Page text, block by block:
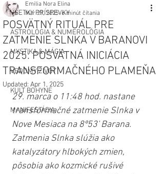
VŠETKY PRÍSPEVKY
ASTROLÓGIA & NUMEROLÓGIA
MYSTIKA & MÁGIA
VEDOMÝ ŽIVOT
KULT BOHYNE
MANIFESTÁCIA
POSVÄTNÝ RITUÁL PRE
ZATMENIE SLNKA V BARANOVI
2025: POSVÄTNÁ INICIÁCIA
TRANSFORMAČNÉHO PLAMEŇA
Emilia Nora Elina
Mar 27, 2025 6 minút čítania
Updated: Apr 1, 2025
29. marca o 11:48 hod. nastane
transformačné zatmenie Slnka v
Nove Mesiaca na 8º53' Barana.
Zatmenia Slnka slúžia ako
katalyzátory hlbokých zmien,
pôsobia ako kozmické rušivé